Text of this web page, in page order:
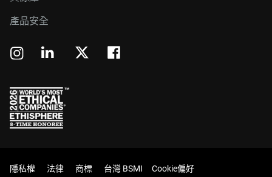
產品安全
隱私權 法律 商標 台灣 BSMI Cookie偏好